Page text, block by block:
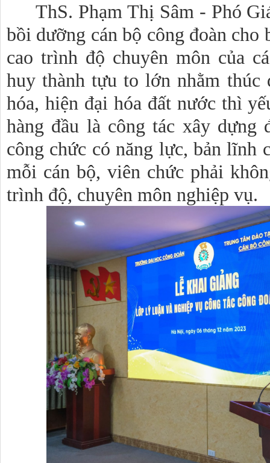
ThS. Phạm Thị Sâm - Phó
bồi dưỡng cán bộ công đoàn cho
cao trình độ chuyên môn của
huy thành tựu to lớn nhằm thúc
hóa, hiện đại hóa đất nước thì
hàng đầu là công tác xây dựng
công chức có năng lực, bản lĩnh
mỗi cán bộ, viên chức phải
trình độ, chuyên môn nghiệp vụ.